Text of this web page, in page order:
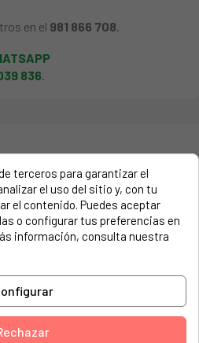
en el 981 866 708
836.
en la etiqueta de tu
formado por números y
terceros para garantizar el
el uso del sitio y, con tu
el contenido. Puedes aceptar
o configurar tus preferencias en
información, consulta nuestra